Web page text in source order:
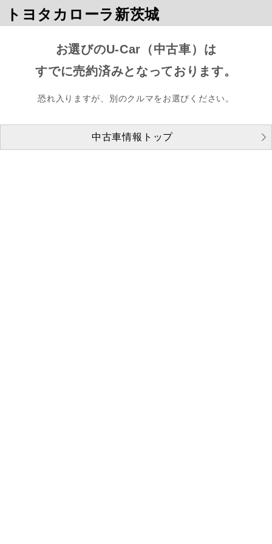
トヨタカローラ新茨城
お選びのU-Car（中古車）は
すでに売約済みとなっております。
恐れ入りますが、別のクルマをお選びください。
中古車情報トップ